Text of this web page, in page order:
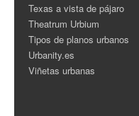
Texas a vista de pájaro
Theatrum Urbium
Tipos de planos urbanos
Urbanity.es
Viñetas urbanas